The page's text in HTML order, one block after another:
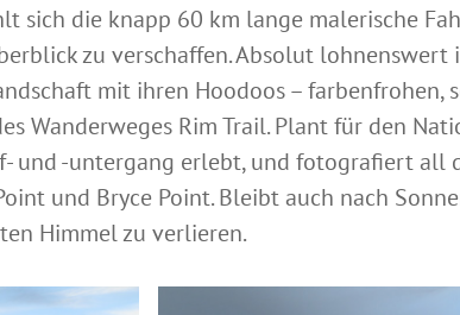
sich die knapp 60 km lange malerische
zu verschaffen. Absolut lohnenswert
mit ihren Hoodoos – farbenfrohen,
Wanderweges Rim Trail. Plant für den
und -untergang erlebt, und fotografiert all
und Bryce Point. Bleibt auch nach
Himmel zu verlieren.